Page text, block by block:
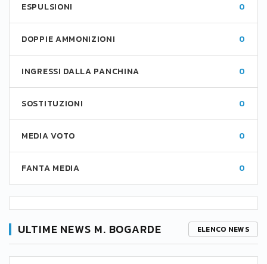
ESPULSIONI 0
DOPPIE AMMONIZIONI 0
INGRESSI DALLA PANCHINA 0
SOSTITUZIONI 0
MEDIA VOTO 0
FANTA MEDIA 0
ULTIME NEWS M. BOGARDE ELENCO NEWS